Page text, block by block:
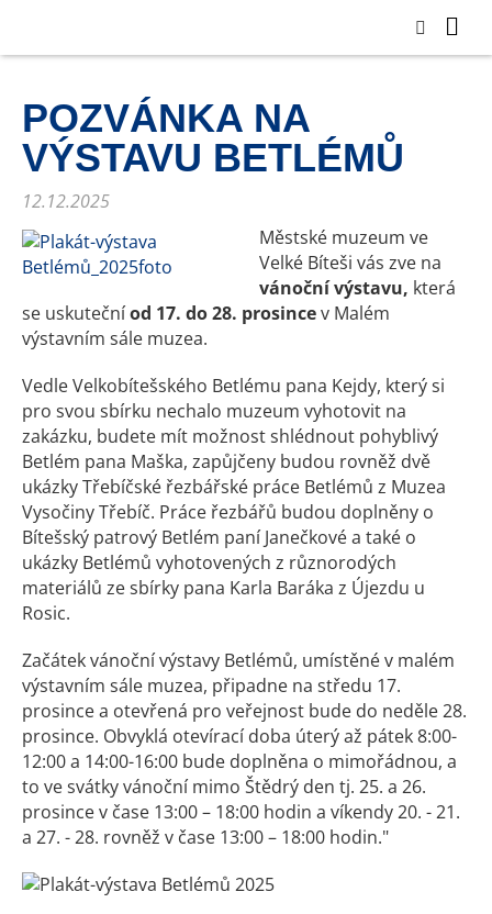
POZVÁNKA NA
VÝSTAVU BETLÉMŮ
12.12.2025
Městské muzeum ve
Velké Bíteši vás zve na
vánoční výstavu, která
se uskutečníod 17. do 28. prosincev Malém
výstavním sále muzea.
Vedle Velkobítešského Betlému pana Kejdy, který si
pro svou sbírku nechalo muzeum vyhotovit na
zakázku, budete mít možnost shlédnout pohyblivý
Betlém pana Maška, zapůjčeny budou rovněž dvě
ukázky Třebíčské řezbářské práce Betlémů z Muzea
Vysočiny Třebíč. Práce řezbářů budou doplněny o
Bítešský patrový Betlém paní Janečkové a také o
ukázky Betlémů vyhotovených z různorodých
materiálů ze sbírky pana Karla Baráka z Újezdu u
Rosic.
Začátek vánoční výstavy Betlémů, umístěné v malém
výstavním sále muzea, připadne na středu 17.
prosince a otevřená pro veřejnost bude do neděle 28.
prosince. Obvyklá otevírací doba úterý až pátek 8:00-
12:00 a 14:00-16:00 bude doplněna o mimořádnou, a
to ve svátky vánoční mimo Štědrý den tj. 25. a 26.
prosince v čase 13:00 – 18:00 hodin a víkendy 20. - 21.
a 27. - 28. rovněž v čase 13:00 – 18:00 hodin."